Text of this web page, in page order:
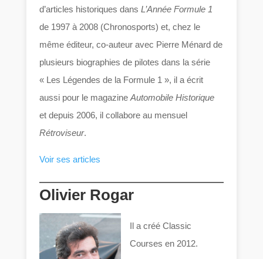
d’articles historiques dansL’Année Formule 1
de 1997 à 2008 (Chronosports) et, chez le
même éditeur, co-auteur avec Pierre Ménard de
plusieurs biographies de pilotes dans la série
« Les Légendes de la Formule 1 », il a écrit
aussi pour le magazineAutomobile Historique
et depuis 2006, il collabore au mensuel
Rétroviseur.
Voir ses articles
Olivier Rogar
Il a créé Classic
Courses en 2012.